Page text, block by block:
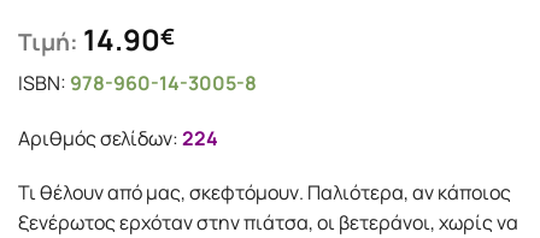
Τιμή: 14.90€
ISBN: 978-960-14-3005-8
Αριθμός σελίδων:224
Τι θέλουν από µας, σκεφτόµουν. Παλιότερα, αν κάποιος
ξενέρωτος ερχόταν στην πιάτσα, οι βετεράνοι, χωρίς να